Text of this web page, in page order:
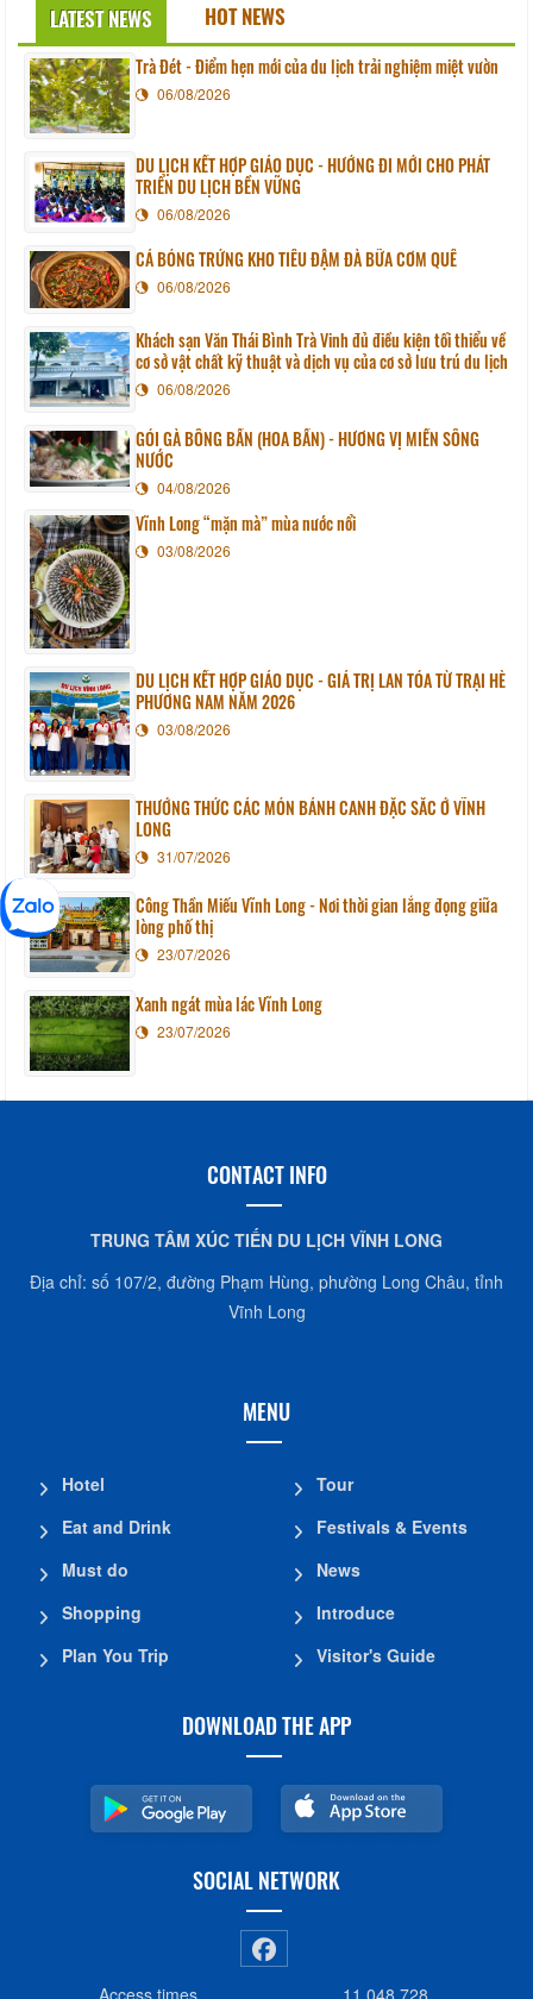
LATEST NEWS HOT NEWS
Trà Đét - Điểm hẹn mới của du lịch trải nghiệm miệt vườn
06/08/2026
DU LỊCH KẾT HỢP GIÁO DỤC - HƯỚNG ĐI MỚI CHO PHÁT
TRIỂN DU LỊCH BỀN VỮNG
06/08/2026
CÁ BÓNG TRỨNG KHO TIÊU ĐẬM ĐÀ BỮA CƠM QUÊ
06/08/2026
Khách sạn Văn Thái Bình Trà Vinh đủ điều kiện tối thiểu về
cơ sở vật chất kỹ thuật và dịch vụ của cơ sở lưu trú du lịch
06/08/2026
GỎI GÀ BÔNG BẦN (HOA BẦN) - HƯƠNG VỊ MIỀN SÔNG
NƯỚC
04/08/2026
Vĩnh Long “mặn mà” mùa nước nổi
03/08/2026
DU LỊCH KẾT HỢP GIÁO DỤC - GIÁ TRỊ LAN TỎA TỪ TRẠI HÈ
PHƯƠNG NAM NĂM 2026
03/08/2026
THƯỞNG THỨC CÁC MÓN BÁNH CANH ĐẶC SẮC Ở VĨNH
LONG
31/07/2026
Công Thần Miếu Vĩnh Long - Nơi thời gian lắng đọng giữa
lòng phố thị
23/07/2026
Xanh ngát mùa lác Vĩnh Long
23/07/2026
CONTACT INFO
TRUNG TÂM XÚC TIẾN DU LỊCH VĨNH LONG
Địa chỉ: số 107/2, đường Phạm Hùng, phường Long Châu, tỉnh
Vĩnh Long
MENU
Hotel
Eat and Drink
Must do
Shopping
Plan You Trip
Tour
Festivals & Events
News
Introduce
Visitor's Guide
DOWNLOAD THE APP
SOCIAL NETWORK